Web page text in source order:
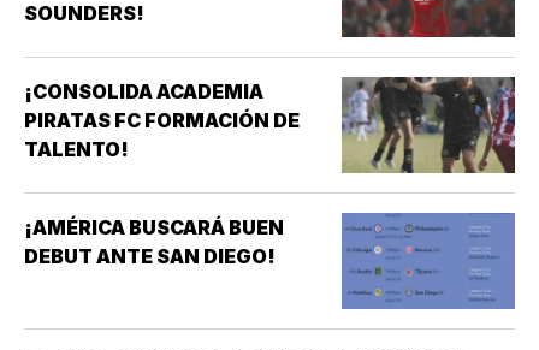
SOUNDERS!
¡CONSOLIDA ACADEMIA
PIRATAS FC FORMACIÓN DE
TALENTO!
¡AMÉRICA BUSCARÁ BUEN
DEBUT ANTE SAN DIEGO!